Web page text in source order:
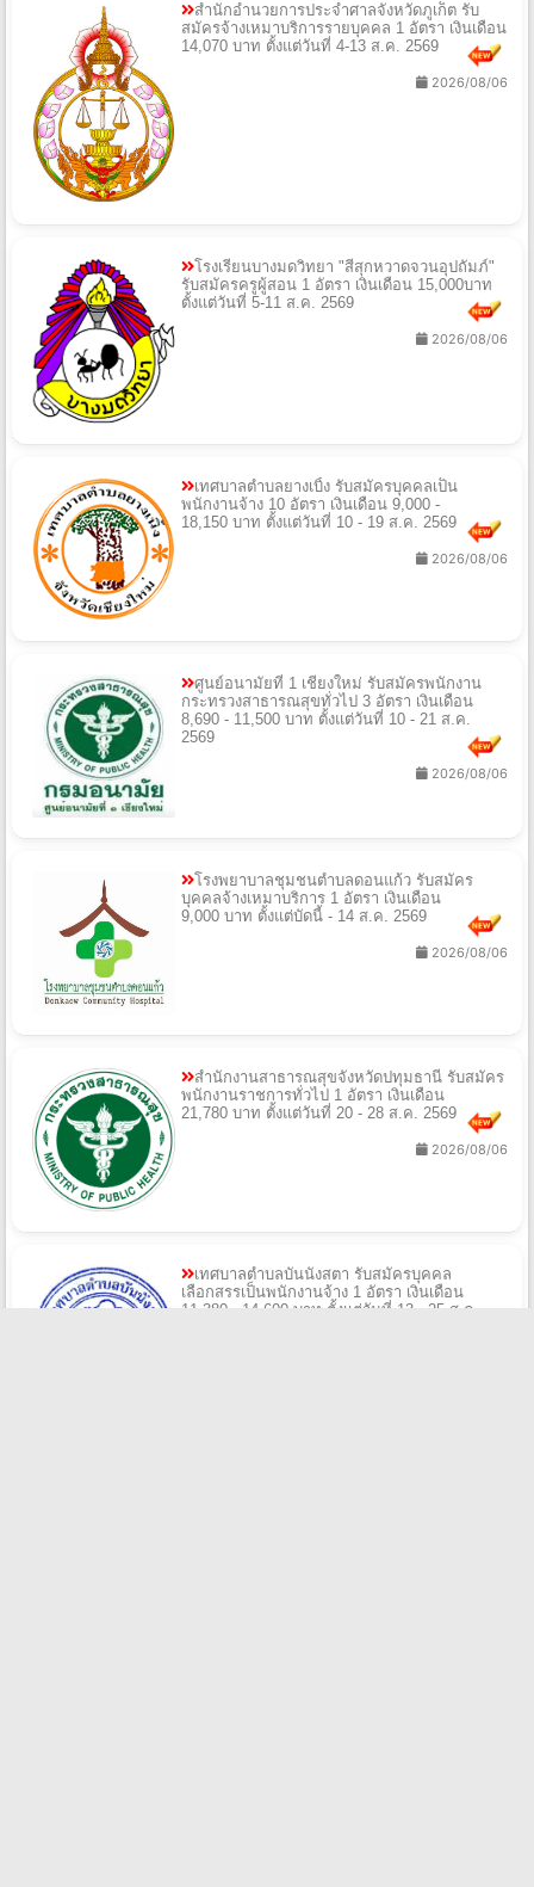
สำนักอำนวยการประจำศาลจังหวัดภูเก็ต รับ
สมัครจ้างเหมาบริการรายบุคคล 1 อัตรา เงินเดือน
14,070 บาท ตั้งแต่วันที่ 4-13 ส.ค. 2569
2026/08/06
โรงเรียนบางมดวิทยา "สีสุกหวาดจวนอุปถัมภ์"
รับสมัครครูผู้สอน 1 อัตรา เงินเดือน 15,000บาท
ตั้งแต่วันที่ 5-11 ส.ค. 2569
2026/08/06
เทศบาลตำบลยางเบิ้ง รับสมัครบุคคลเป็น
พนักงานจ้าง 10 อัตรา เงินเดือน 9,000 -
18,150 บาท ตั้งแต่วันที่ 10 - 19 ส.ค. 2569
2026/08/06
ศูนย์อนามัยที่ 1 เชียงใหม่ รับสมัครพนักงาน
กระทรวงสาธารณสุขทั่วไป 3 อัตรา เงินเดือน
8,690 - 11,500 บาท ตั้งแต่วันที่ 10 - 21 ส.ค.
2569
2026/08/06
โรงพยาบาลชุมชนตำบลดอนแก้ว รับสมัคร
บุคคลจ้างเหมาบริการ 1 อัตรา เงินเดือน
9,000 บาท ตั้งแต่บัดนี้ - 14 ส.ค. 2569
2026/08/06
สํานักงานสาธารณสุขจังหวัดปทุมธานี รับสมัคร
พนักงานราชการทั่วไป 1 อัตรา เงินเดือน
21,780 บาท ตั้งแต่วันที่ 20 - 28 ส.ค. 2569
2026/08/06
เทศบาลตําบลบันนังสตา รับสมัครบุคคล
เลือกสรรเป็นพนักงานจ้าง 1 อัตรา เงินเดือน
11,380 - 14,600 บาท ตั้งแต่วันที่ 13 - 25 ส.ค.